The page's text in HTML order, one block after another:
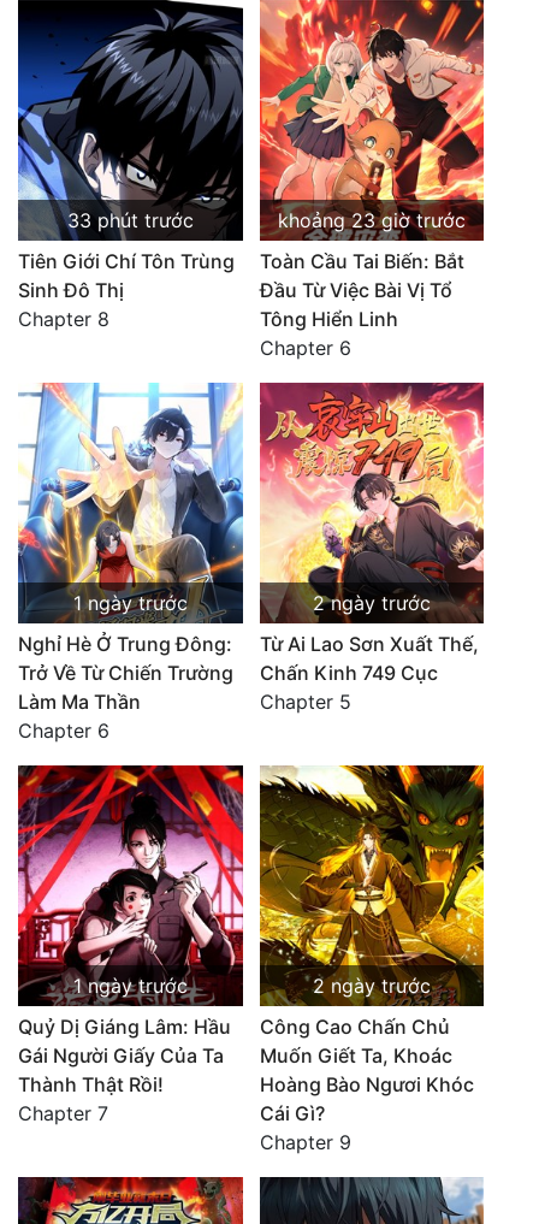
33 phút trước
Tiên Giới Chí Tôn Trùng
Sinh Đô Thị
Chapter 8
khoảng 23 giờ trước
Toàn Cầu Tai Biến: Bắt
Đầu Từ Việc Bài Vị Tổ
Tông Hiển Linh
Chapter 6
1 ngày trước
Nghỉ Hè Ở Trung Đông:
Trở Về Từ Chiến Trường
Làm Ma Thần
Chapter 6
2 ngày trước
Từ Ai Lao Sơn Xuất Thế,
Chấn Kinh 749 Cục
Chapter 5
1 ngày trước
Quỷ Dị Giáng Lâm: Hầu
Gái Người Giấy Của Ta
Thành Thật Rồi!
Chapter 7
2 ngày trước
Công Cao Chấn Chủ
Muốn Giết Ta, Khoác
Hoàng Bào Ngươi Khóc
Cái Gì?
Chapter 9